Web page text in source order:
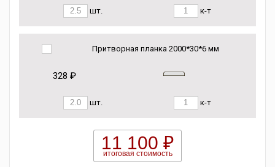
шт. к-т
Притворная планка 2000*30*6 мм
328 ₽
шт. к-т
11 100 ₽
итоговая стоимость